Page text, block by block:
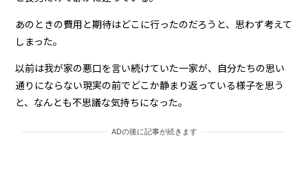
あのときの費用と期待はどこに行ったのだろうと、思わず考えて
しまった。
以前は我が家の悪口を言い続けていた一家が、自分たちの思い
通りにならない現実の前でどこか静まり返っている様子を思う
と、なんとも不思議な気持ちになった。
ADの後に記事が続きます